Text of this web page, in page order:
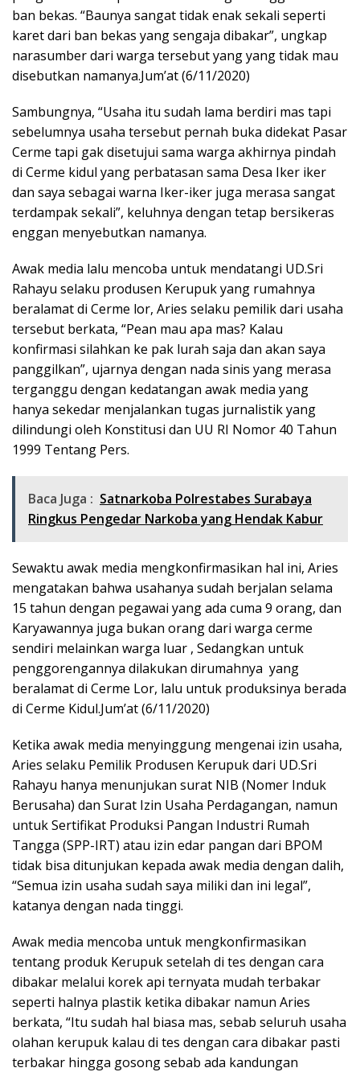
ban bekas. “Baunya sangat tidak enak sekali seperti
karet dari ban bekas yang sengaja dibakar”, ungkap
narasumber dari warga tersebut yang yang tidak mau
disebutkan namanya.Jum’at (6/11/2020)
Sambungnya, “Usaha itu sudah lama berdiri mas tapi
sebelumnya usaha tersebut pernah buka didekat Pasar
Cerme tapi gak disetujui sama warga akhirnya pindah
di Cerme kidul yang perbatasan sama Desa Iker iker
dan saya sebagai warna Iker-iker juga merasa sangat
terdampak sekali”, keluhnya dengan tetap bersikeras
enggan menyebutkan namanya.
Awak media lalu mencoba untuk mendatangi UD.Sri
Rahayu selaku produsen Kerupuk yang rumahnya
beralamat di Cerme lor, Aries selaku pemilik dari usaha
tersebut berkata, “Pean mau apa mas? Kalau
konfirmasi silahkan ke pak lurah saja dan akan saya
panggilkan”, ujarnya dengan nada sinis yang merasa
terganggu dengan kedatangan awak media yang
hanya sekedar menjalankan tugas jurnalistik yang
dilindungi oleh Konstitusi dan UU RI Nomor 40 Tahun
1999 Tentang Pers.
Baca Juga : Satnarkoba Polrestabes Surabaya
Ringkus Pengedar Narkoba yang Hendak Kabur
Sewaktu awak media mengkonfirmasikan hal ini, Aries
mengatakan bahwa usahanya sudah berjalan selama
15 tahun dengan pegawai yang ada cuma 9 orang, dan
Karyawannya juga bukan orang dari warga cerme
sendiri melainkan warga luar , Sedangkan untuk
penggorengannya dilakukan dirumahnya yang
beralamat di Cerme Lor, lalu untuk produksinya berada
di Cerme Kidul.Jum’at (6/11/2020)
Ketika awak media menyinggung mengenai izin usaha,
Aries selaku Pemilik Produsen Kerupuk dari UD.Sri
Rahayu hanya menunjukan surat NIB (Nomer Induk
Berusaha) dan Surat Izin Usaha Perdagangan, namun
untuk Sertifikat Produksi Pangan Industri Rumah
Tangga (SPP-IRT) atau izin edar pangan dari BPOM
tidak bisa ditunjukan kepada awak media dengan dalih,
“Semua izin usaha sudah saya miliki dan ini legal”,
katanya dengan nada tinggi.
Awak media mencoba untuk mengkonfirmasikan
tentang produk Kerupuk setelah di tes dengan cara
dibakar melalui korek api ternyata mudah terbakar
seperti halnya plastik ketika dibakar namun Aries
berkata, “Itu sudah hal biasa mas, sebab seluruh usaha
olahan kerupuk kalau di tes dengan cara dibakar pasti
terbakar hingga gosong sebab ada kandungan